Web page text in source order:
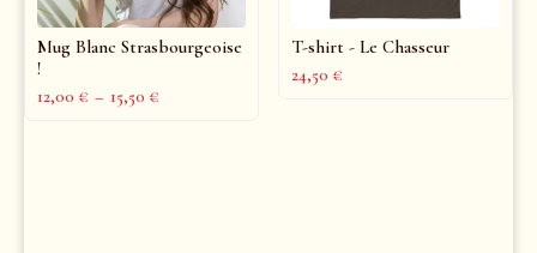
Mug Blanc Strasbourgeoise
!
12,00 € – 15,50 €
T-shirt - Le Chasseur
24,50 €